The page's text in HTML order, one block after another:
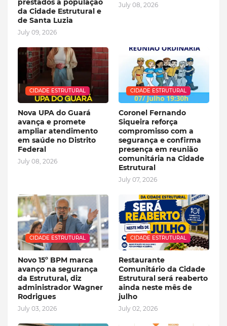
prestados à população
da Cidade Estrutural e
de Santa Luzia
July 09, 2026
July 08, 2026
CIDADE ESTRUTURAL
Nova UPA do Guará
avança e promete
ampliar atendimento
em saúde no Distrito
Federal
July 08, 2026
CIDADE ESTRUTURAL
Coronel Fernando
Siqueira reforça
compromisso com a
segurança e confirma
presença em reunião
comunitária na Cidade
Estrutural
July 07, 2026
CIDADE ESTRUTURAL
Novo 15º BPM marca
avanço na segurança
da Estrutural, diz
administrador Wagner
Rodrigues
July 03, 2026
CIDADE ESTRUTURAL
Restaurante
Comunitário da Cidade
Estrutural será reaberto
ainda neste mês de
julho
July 02, 2026